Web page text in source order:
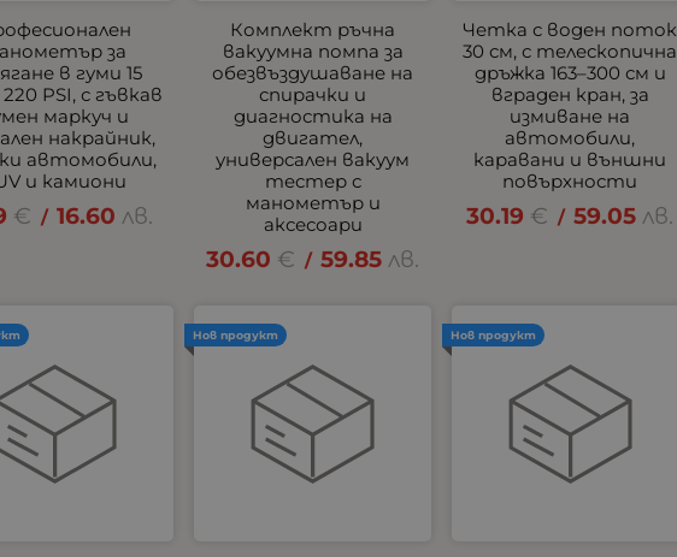
за
в гуми 15
PSI, с гъвкав
маркуч и
накрайник,
автомобили,
и камиони
€ / 16.60 лв.
Комплект ръчна
вакуумна помпа за
обезвъздушаване на
спирачки и
диагностика на
двигател,
универсален вакуум
тестер с
манометър и
аксесоари
30.60 € / 59.85 лв.
Четка с воден поток
30 см, с телескопична
дръжка 163–300 см и
вграден кран, за
измиване на
автомобили,
каравани и външни
повърхности
30.19 € / 59.05 лв.
Нов продукт Нов продукт